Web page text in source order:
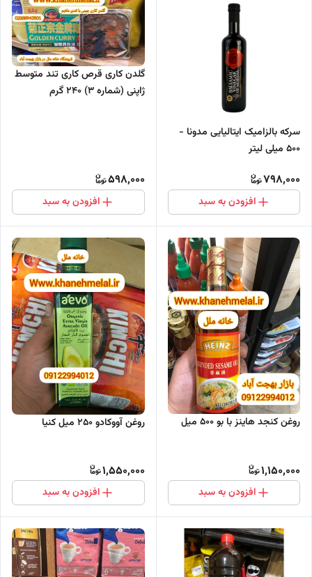
سرکه بالزامیک ایتالیایی مدونا -
500 میلی لیتر
798,000
افزودن به سبد
گلدن کاری قرص کاری تند متوسط
ژاپنی (شماره 3) ۲۴۰ گرم
598,000
افزودن به سبد
روغن کنجد هاینز با بو 500 میل
1,150,000
افزودن به سبد
روغن آووکادو 250 میل کنیا
1,550,000
افزودن به سبد